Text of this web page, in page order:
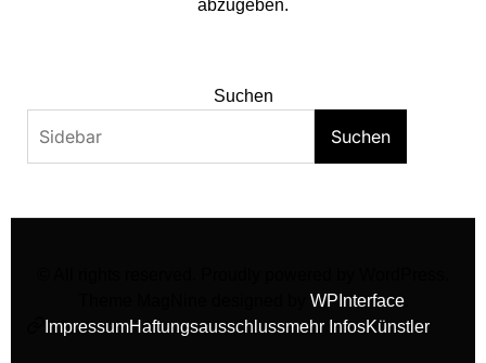
abzugeben.
Suchen
Suchen
WPInterface.
facebook
ImpressumHaftungsausschlussmehr InfosKünstler